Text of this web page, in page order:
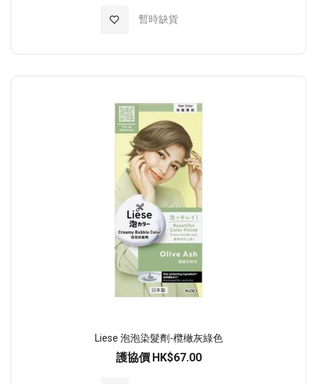
暫時缺貨
加入至願望清單
Liese 泡泡染髮劑-欖橄灰綠色
護協價 HK$67.00